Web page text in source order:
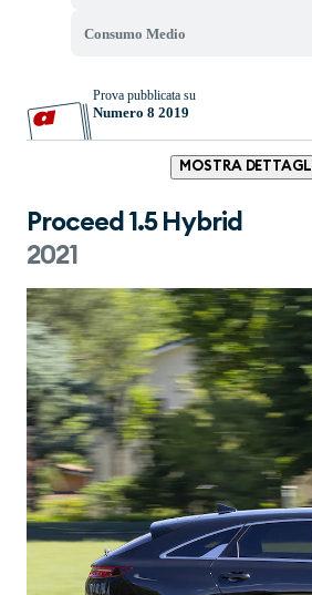
Consumo Medio
Prova pubblicata su
Numero 8 2019
MOSTRA DETTAGLI
Proceed 1.5 Hybrid
2021